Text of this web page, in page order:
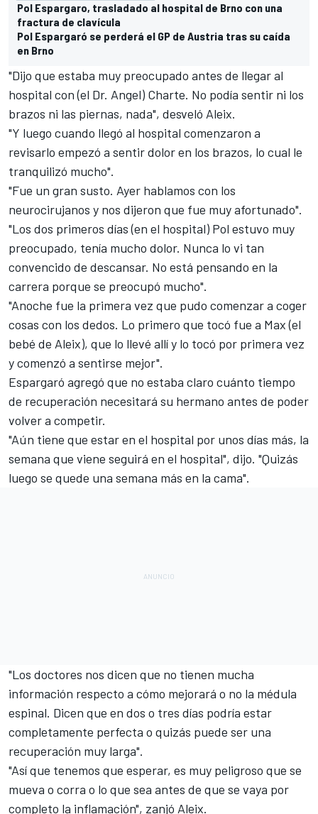
Pol Espargaro, trasladado al hospital de Brno con una
fractura de clavícula
Pol Espargaró se perderá el GP de Austria tras su caída
en Brno
"Dijo que estaba muy preocupado antes de llegar al
hospital con (el Dr. Angel) Charte. No podía sentir ni los
brazos ni las piernas, nada", desveló Aleix.
"Y luego cuando llegó al hospital comenzaron a
revisarlo empezó a sentir dolor en los brazos, lo cual le
tranquilizó mucho".
"Fue un gran susto. Ayer hablamos con los
neurocirujanos y nos dijeron que fue muy afortunado".
"Los dos primeros días (en el hospital) Pol estuvo muy
preocupado, tenía mucho dolor. Nunca lo vi tan
convencido de descansar. No está pensando en la
carrera porque se preocupó mucho".
"Anoche fue la primera vez que pudo comenzar a coger
cosas con los dedos. Lo primero que tocó fue a Max (el
bebé de Aleix), que lo llevé allí y lo tocó por primera vez
y comenzó a sentirse mejor".
Espargaró agregó que no estaba claro cuánto tiempo
de recuperación necesitará su hermano antes de poder
volver a competir.
"Aún tiene que estar en el hospital por unos días más, la
semana que viene seguirá en el hospital", dijo. "Quizás
luego se quede una semana más en la cama".
"Los doctores nos dicen que no tienen mucha
información respecto a cómo mejorará o no la médula
espinal. Dicen que en dos o tres días podría estar
completamente perfecta o quizás puede ser una
recuperación muy larga".
"Así que tenemos que esperar, es muy peligroso que se
mueva o corra o lo que sea antes de que se vaya por
completo la inflamación", zanjó Aleix.